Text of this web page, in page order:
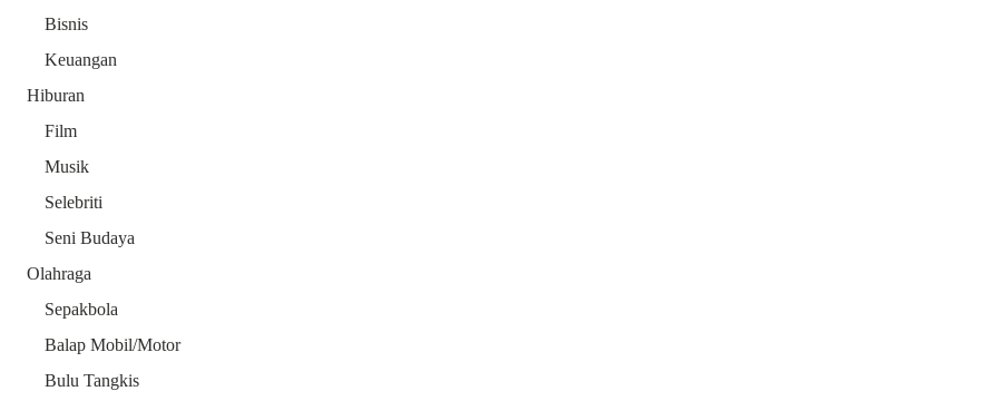
Bisnis
Keuangan
Hiburan
Film
Musik
Selebriti
Seni Budaya
Olahraga
Sepakbola
Balap Mobil/Motor
Bulu Tangkis